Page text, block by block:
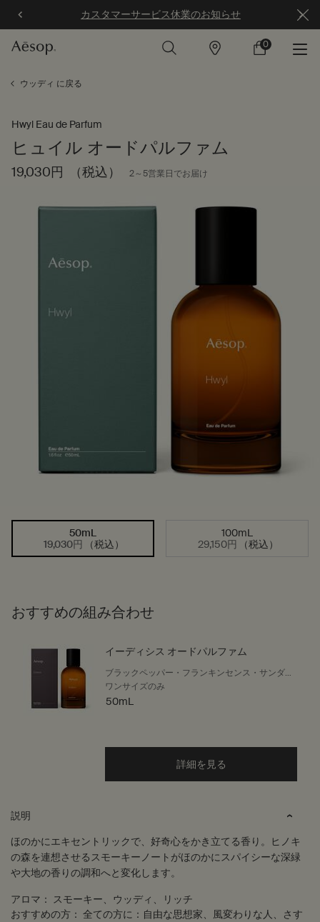
カスタマーサービス休業のお知らせ
店
カ
0
0 カート内の製
ウッディ に戻る
Hwyl Eau de Parfum
ヒュイル オードパルファム
19,030円 （税込） 2～5営業日でお届け
選択済み
50mL
19,030円
（税込）
, 1/2 選択済み
100mL
29,150円
（税込）
, 2/2
おすすめの組み合わせ
イーディシス オードパルファム
ブラックペッパー・フランキンセンス・サンダル
ウッド
ワンサイズのみ
50mL
詳細を見る
説明
ほのかにエキセントリックで、好奇心をかき立てる香り。ヒノキ
の森を連想させるスモーキーノートがほのかにスパイシーな深緑
や大地の香りの調和へと変化します。
アロマ： スモーキー、ウッディ、リッチ
おすすめの方： 全ての方に：自由な思想家、風変わりな人、さす